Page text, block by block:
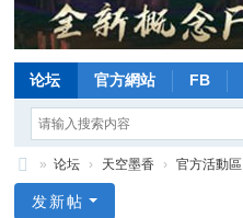
论坛 官方網站 FB
» 论坛 › 天空墨香 › 官方活動區
发新帖